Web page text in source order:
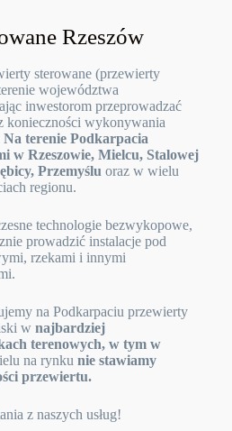
Rzeszów
sterowane (przewierty
województwa
inwestorom przeprowadzać
konieczności wykonywania
Na terenie Podkarpacia
w Rzeszowie, Mielcu, Stalowej
Przemyślu oraz w wielu
regionu.
technologie bezwykopowe,
prowadzić instalacje pod
rzekami i innymi
na Podkarpaciu przewierty
wnajbardziej
terenowych, w tym w
na rynku nie stawiamy
przewiertu.
z naszych usług!